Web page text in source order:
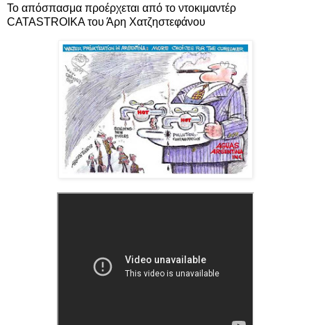
Το απόσπασμα προέρχεται από το ντοκιμαντέρ
CATASTROIKAτου Άρη Χατζηστεφάνου